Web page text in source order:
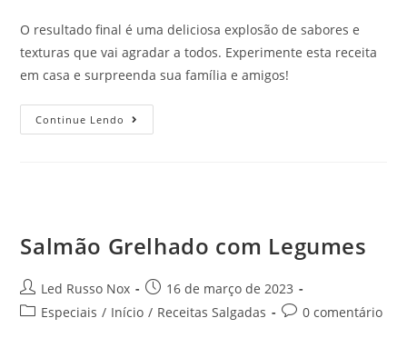
O resultado final é uma deliciosa explosão de sabores e
texturas que vai agradar a todos. Experimente esta receita
em casa e surpreenda sua família e amigos!
Continue Lendo
Salmão Grelhado com Legumes
Led Russo Nox
16 de março de 2023
Especiais / Início / Receitas Salgadas 0 comentário